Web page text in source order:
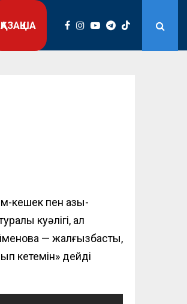
ҚАЗАҚША
кешек пен азық-
куәлігі, ал
— жалғызбасты,
кетемін» дейді